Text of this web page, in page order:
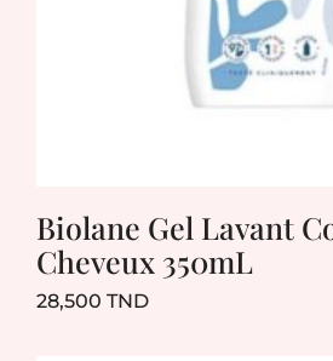
Biolane Gel Lavant
Cheveux 350mL
28,500 TNDPrix